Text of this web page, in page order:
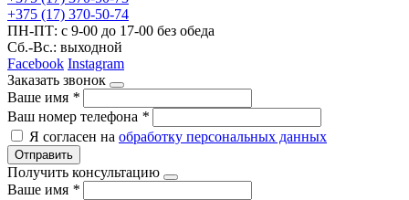
+375 (17) 370-50-74
ПН-ПТ: с 9-00 до 17-00 без обеда
Сб.-Вс.: выходной
Facebook Instagram
Заказать звонок
Ваше имя *
Ваш номер телефона *
Я согласен на обработку персональных данных
Отправить
Получить консультацию
Ваше имя *